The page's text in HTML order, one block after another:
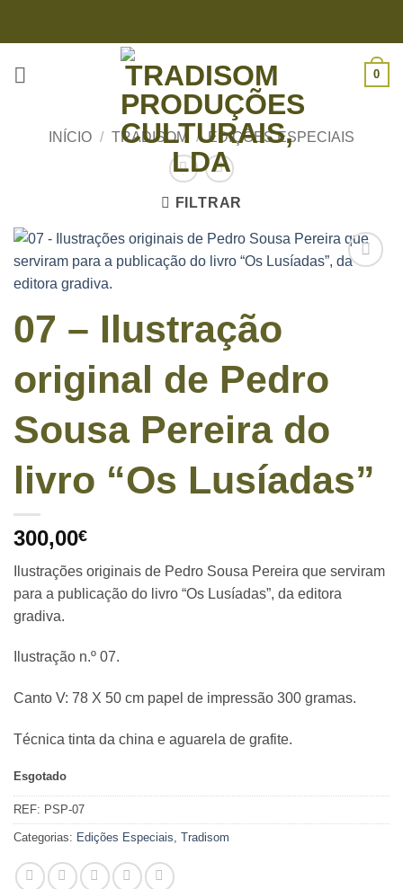
0
INÍCIO / TRADISOM / EDIÇÕES ESPECIAIS
FILTRAR
07 – Ilustração
original de Pedro
Sousa Pereira do
livro “Os Lusíadas”
300,00€
Ilustrações originais de Pedro Sousa Pereira que serviram
para a publicação do livro “Os Lusíadas”, da editora
gradiva.
Ilustração n.º 07.
Canto V: 78 X 50 cm papel de impressão 300 gramas.
Técnica tinta da china e aguarela de grafite.
Esgotado
REF: PSP-07
Categorias: Edições Especiais Tradisom